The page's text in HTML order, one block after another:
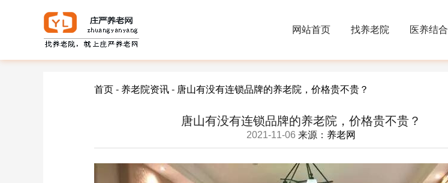
网站首页 找养老院 医养结合
首页 - 养老院资讯 - 唐山有没有连锁品牌的养老院，价格贵不贵？
唐山有没有连锁品牌的养老院，价格贵不贵？
2021-11-06 来源： 养老网